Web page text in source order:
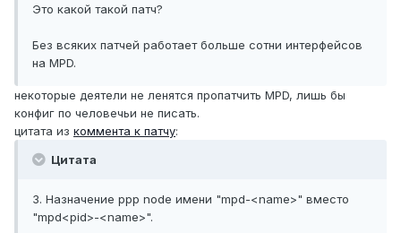
Это какой такой патч?
Без всяких патчей работает больше сотни интерфейсов
на MPD.
некоторые деятели не ленятся пропатчить MPD, лишь бы
конфиг по человечьи не писать.
цитата из коммента к патчу:
Цитата
3. Назначение ppp node имени "mpd-<name>" вместо
"mpd<pid>-<name>".